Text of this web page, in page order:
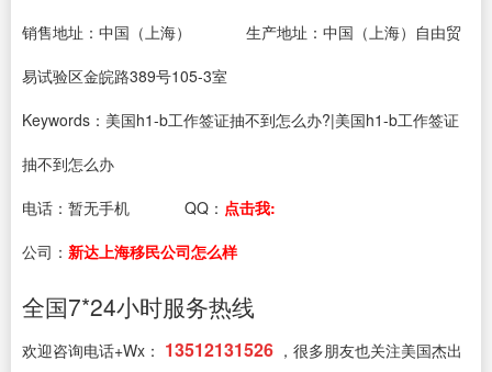
销售地址：中国（上海）
生产地址：中国（上海）自由贸
易试验区金皖路389号105-3室
Keywords：美国h1-b工作签证抽不到怎么办?|美国h1-b工作签证
抽不到怎么办
电话： 暂无手机 QQ： 点击我:
公司： 新达上海移民公司怎么样
全国7*24小时服务热线
欢迎咨询电话+Wx： 13512131526 ，很多朋友也关注美国杰出